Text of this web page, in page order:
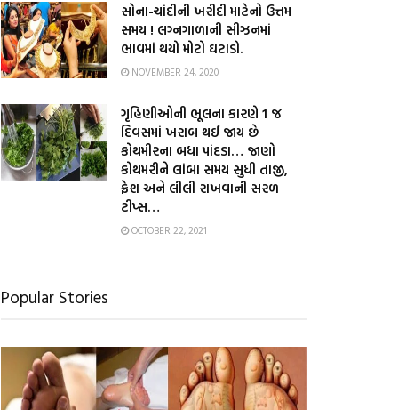
સોના-ચાંદીની ખરીદી માટેનો ઉત્તમ
સમય ! લગ્નગાળાની સીઝનમાં
ભાવમાં થયો મોટો ઘટાડો.
NOVEMBER 24, 2020
ગૃહિણીઓની ભૂલના કારણે 1 જ
દિવસમાં ખરાબ થઈ જાય છે
કોથમીરના બધા પાંદડા… જાણો
કોથમરીને લાંબા સમય સુધી તાજી,
ફ્રેશ અને લીલી રાખવાની સરળ
ટીપ્સ…
OCTOBER 22, 2021
Popular Stories